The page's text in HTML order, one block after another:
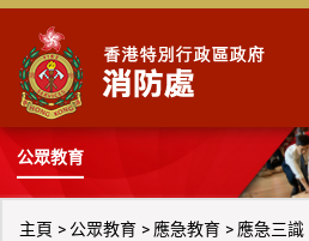
跳到內容
公眾教育
主頁 公眾教育 應急教育 應急三識